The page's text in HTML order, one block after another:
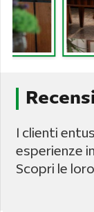
I clienti
esperienze
Scopri le